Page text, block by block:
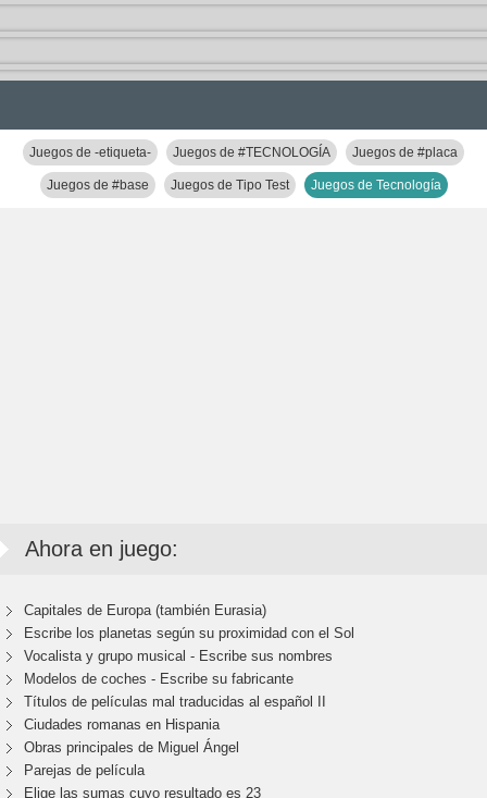
Juegos de -etiqueta- Juegos de #TECNOLOGÍA Juegos de #placa
Juegos de #base Juegos de Tipo Test Juegos de Tecnología
Ahora en juego:
Capitales de Europa (también Eurasia)
Escribe los planetas según su proximidad con el Sol
Vocalista y grupo musical - Escribe sus nombres
Modelos de coches - Escribe su fabricante
Títulos de películas mal traducidas al español II
Ciudades romanas en Hispania
Obras principales de Miguel Ángel
Parejas de película
Elige las sumas cuyo resultado es 23